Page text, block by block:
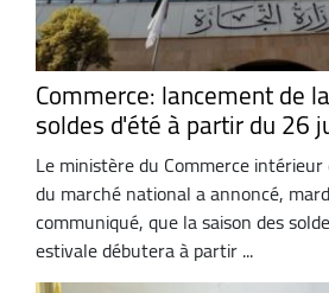
Commerce: lancement de
soldes d'été à partir du 26
Le ministère du Commerce
du marché national a annoncé,
communiqué, que la saison des
estivale débutera à partir ...